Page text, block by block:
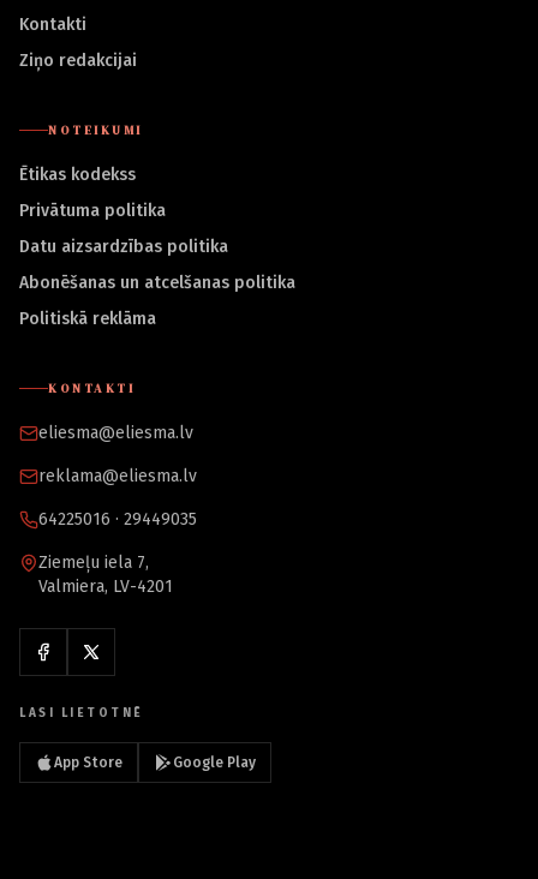
Kontakti
Ziņo redakcijai
NOTEIKUMI
Ētikas kodekss
Privātuma politika
Datu aizsardzības politika
Abonēšanas un atcelšanas politika
Politiskā reklāma
KONTAKTI
eliesma@eliesma.lv
reklama@eliesma.lv
64225016 · 29449035
Ziemeļu iela 7,
Valmiera, LV-4201
LASI LIETOTNĒ
App Store Google Play